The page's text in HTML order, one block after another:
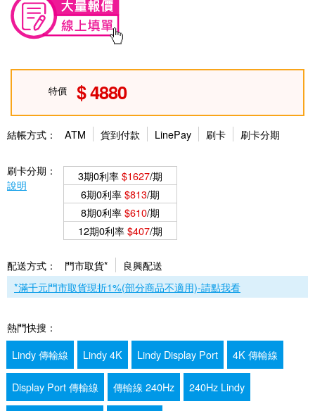
特價 4880
結帳方式： ATM 貨到付款 LinePay 刷卡 刷卡分期
刷卡分期：
說明
3期0利率$1627/期
6期0利率$813/期
8期0利率$610/期
12期0利率$407/期
配送方式： 門市取貨*
良興配送
*滿千元門市取貨現折1%(部分商品不適用)-請點我看
熱門快搜：
Lindy 傳輸線
Lindy 4K Lindy Display Port 4K 傳輸線
Display Port 傳輸線 傳輸線 240Hz 240Hz Lindy